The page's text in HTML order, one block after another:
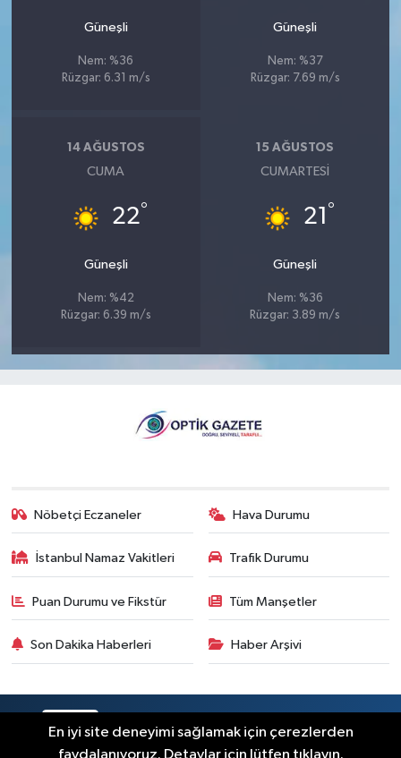
Güneşli
Nem: %36
Rüzgar: 6.31 m/s
Güneşli
Nem: %37
Rüzgar: 7.69 m/s
14 AĞUSTOS
CUMA
22°
Güneşli
Nem: %42
Rüzgar: 6.39 m/s
15 AĞUSTOS
CUMARTESI
21 °
Güneşli
Nem: %36
Rüzgar: 3.89 m/s
Nöbetçi Eczaneler Hava Durumu
İstanbul Namaz Vakitleri Trafik Durumu
Puan Durumu ve Fikstür Tüm Manşetler
Son Dakika Haberleri Haber Arşivi
En iyi site deneyimi sağlamak için çerezlerden
faydalanıyoruz. Detaylar için lütfen tıklayın.